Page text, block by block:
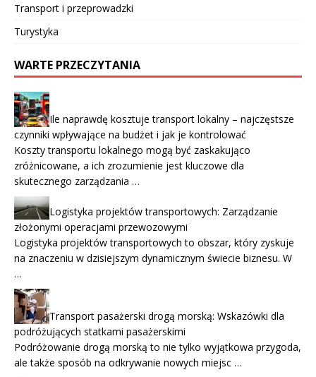
Transport i przeprowadzki
Turystyka
WARTE PRZECZYTANIA
Ile naprawdę kosztuje transport lokalny – najczęstsze
czynniki wpływające na budżet i jak je kontrolować
Koszty transportu lokalnego mogą być zaskakująco
zróżnicowane, a ich zrozumienie jest kluczowe dla
skutecznego zarządzania …
Logistyka projektów transportowych: Zarządzanie
złożonymi operacjami przewozowymi
Logistyka projektów transportowych to obszar, który zyskuje
na znaczeniu w dzisiejszym dynamicznym świecie biznesu. W
…
Transport pasażerski drogą morską: Wskazówki dla
podróżujących statkami pasażerskimi
Podróżowanie drogą morską to nie tylko wyjątkowa przygoda,
ale także sposób na odkrywanie nowych miejsc …